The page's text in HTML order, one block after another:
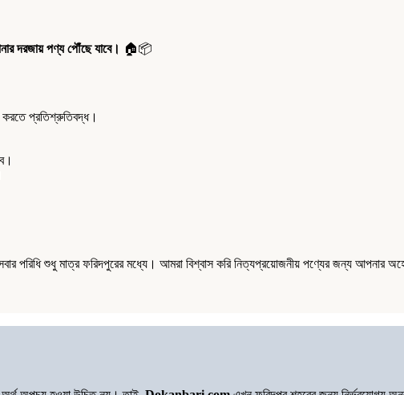
দরজায় পণ্য পৌঁছে যাবে। 🏠📦
প্রতিশ্রুতিবদ্ধ।
পরিধি শুধু মাত্র ফরিদপুরের মধ্যে। আমরা বিশ্বাস করি নিত্যপ্রয়োজনীয় পণ্যের জন্য আপনার